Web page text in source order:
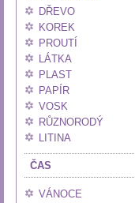
DŘEVO
KOREK
PROUTÍ
LÁTKA
PLAST
PAPÍR
VOSK
RŮZNORODÝ
LITINA
ČAS
VÁNOCE